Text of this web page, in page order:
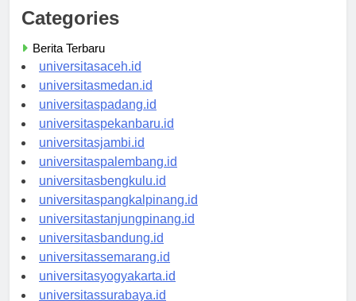
Categories
Berita Terbaru
universitasaceh.id
universitasmedan.id
universitaspadang.id
universitaspekanbaru.id
universitasjambi.id
universitaspalembang.id
universitasbengkulu.id
universitaspangkalpinang.id
universitastanjungpinang.id
universitasbandung.id
universitassemarang.id
universitasyogyakarta.id